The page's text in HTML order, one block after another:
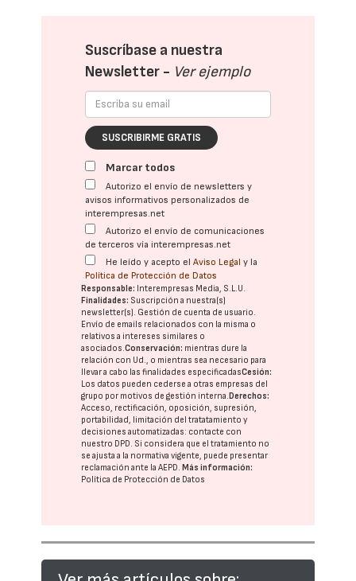
Suscríbase a nuestra
Newsletter - Ver ejemplo
SUSCRIBIRME GRATIS
Marcar todos
Autorizo el envío de newsletters y
avisos informativos personalizados de
interempresas.net
Autorizo el envío de comunicaciones
de terceros vía interempresas.net
He leído y acepto elAviso Legal y la
Política de Protección de Datos
Responsable: Interempresas Media, S.L.U.
Finalidades: Suscripción a nuestra(s)
newsletter(s). Gestión de cuenta de usuario.
Envío de emails relacionados con la misma o
relativos a intereses similares o
asociados.Conservación: mientras dure la
relación con Ud., o mientras sea necesario para
llevar a cabo las finalidades especificadasCesión:
Los datos pueden cederse a otras empresas del
grupo por motivos de gestión interna.Derechos:
Acceso, rectificación, oposición, supresión,
portabilidad, limitación del tratatamiento y
decisiones automatizadas: contacte con
nuestro DPD . Si considera que el tratamiento no
se ajusta a la normativa vigente, puede presentar
reclamación ante laAEPD .Más información:
Política de Protección de Datos